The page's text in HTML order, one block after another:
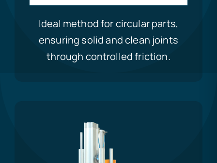
Ideal method for circular parts,
ensuring solid and clean joints
through controlled friction.